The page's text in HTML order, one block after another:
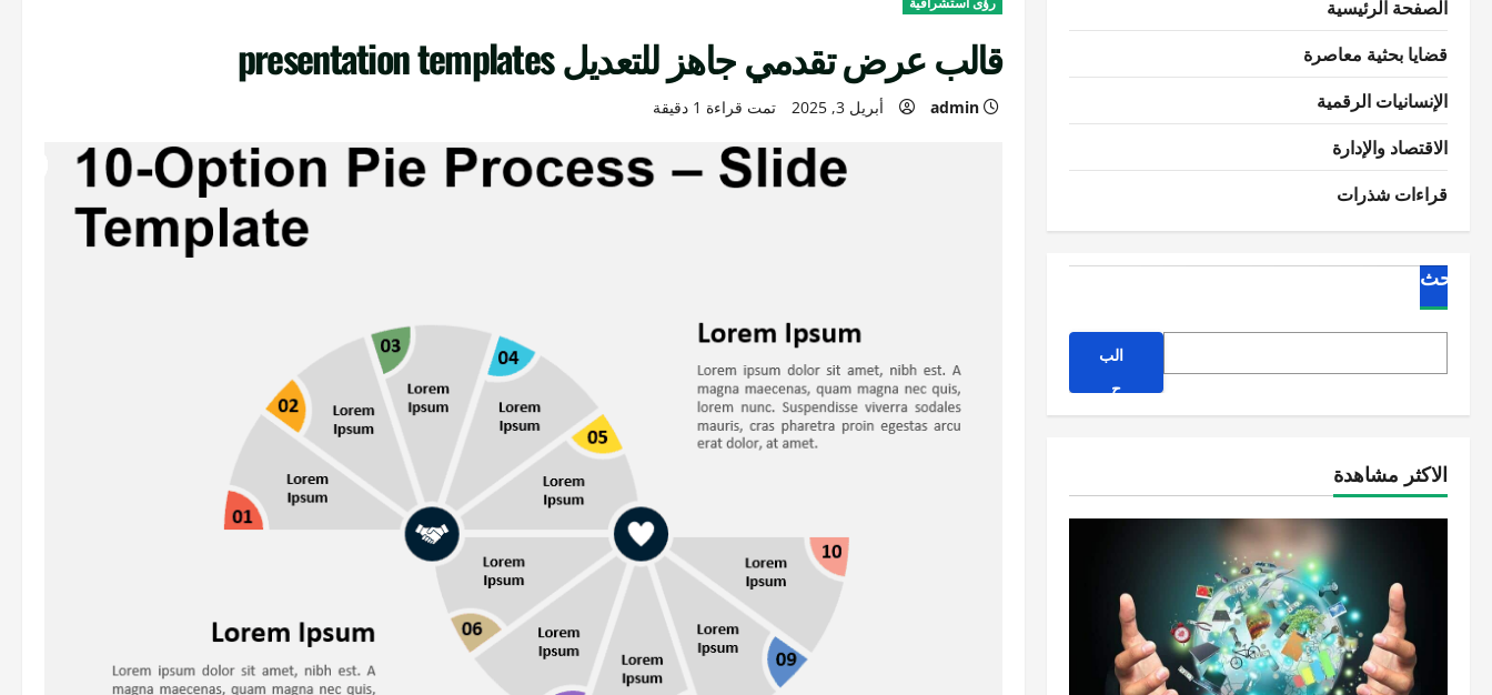
قالب عرض تقدمي جاهز للتعديل presentation templates
admin أبريل 3, 2025 تمت قراءة 1 دقيقة
الصفحة الرئيسية
قضايا بحثية معاصرة
الإنسانيات الرقمية
الاقتصاد والإدارة
قراءات شذرات
البحث
الب
ح
ث
الاكثر مشاهدة